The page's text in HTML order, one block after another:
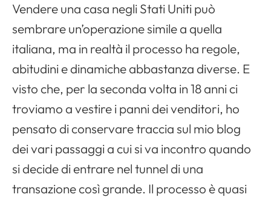
Vendere una casa negli Stati Uniti può
sembrare un’operazione simile a quella
italiana, ma in realtà il processo ha regole,
abitudini e dinamiche abbastanza diverse. E
visto che, per la seconda volta in 18 anni ci
troviamo a vestire i panni dei venditori, ho
pensato di conservare traccia sul mio blog
dei vari passaggi a cui si va incontro quando
si decide di entrare nel tunnel di una
transazione così grande. Il processo è quasi